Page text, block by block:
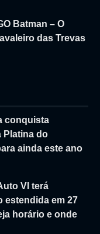
Batman – O
das Trevas
conquista
Platina do
ainda este ano
VI terá
estendida em 27
horário e onde